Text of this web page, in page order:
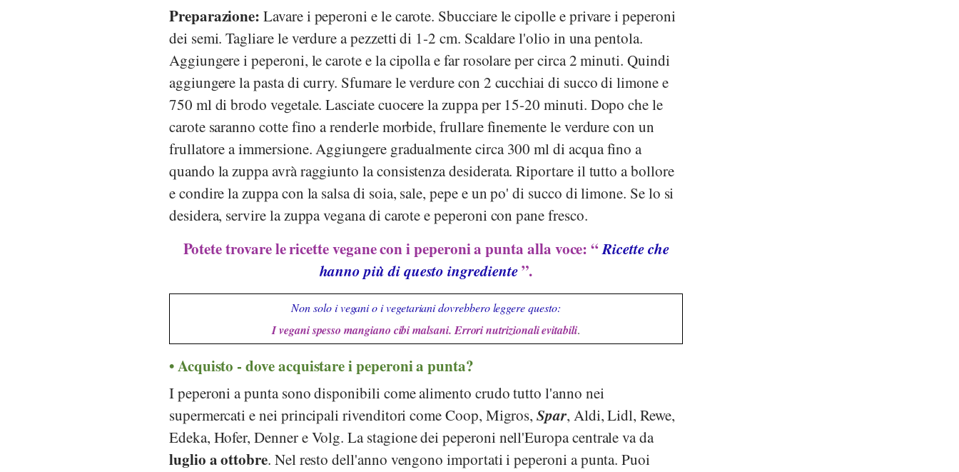
Preparazione: Lavare i peperoni e le carote. Sbucciare le cipolle e privare i peperoni
dei semi. Tagliare le verdure a pezzetti di 1-2 cm. Scaldare l'olio in una pentola.
Aggiungere i peperoni, le carote e la cipolla e far rosolare per circa 2 minuti. Quindi
aggiungere la pasta di curry. Sfumare le verdure con 2 cucchiai di succo di limone e
750 ml di brodo vegetale. Lasciate cuocere la zuppa per 15-20 minuti. Dopo che le
carote saranno cotte fino a renderle morbide, frullare finemente le verdure con un
frullatore a immersione. Aggiungere gradualmente circa 300 ml di acqua fino a
quando la zuppa avrà raggiunto la consistenza desiderata. Riportare il tutto a bollore
e condire la zuppa con la salsa di soia, sale, pepe e un po' di succo di limone. Se lo si
desidera, servire la zuppa vegana di carote e peperoni con pane fresco.
Potete trovare le ricette vegane con i peperoni a punta alla voce: “Ricette che
hanno più di questo ingrediente”.
Non solo i vegani o i vegetariani dovrebbero leggere questo:
I vegani spesso mangiano cibi malsani. Errori nutrizionali evitabili.
Acquisto - dove acquistare i peperoni a punta?
I peperoni a punta sono disponibili come alimento crudo tutto l'anno nei
supermercati e nei principali rivenditori comeCoop, Migros,Spar, Aldi,Lidl,Rewe,
Edeka, Hofer,DennereVolg. La stagione dei peperoni nell'Europa centrale va da
luglio a ottobre. Nel resto dell'anno vengono importati i peperoni a punta. Puoi